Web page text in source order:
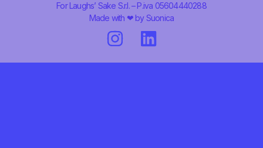
For Laughs’ Sake S.r.l. – P.iva 05604440288
Made with ❤ bySuonica